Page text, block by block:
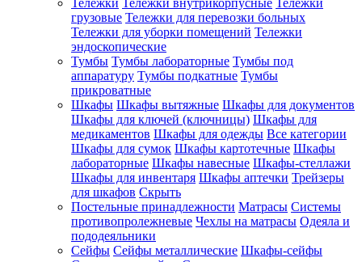
Тележки Тележки внутрикорпусные Тележки
грузовые Тележки для перевозки больных
Тележки для уборки помещений Тележки
эндоскопические
Тумбы Тумбы лабораторные Тумбы под
аппаратуру Тумбы подкатные Тумбы
прикроватные
Шкафы Шкафы вытяжные Шкафы для документов
Шкафы для ключей (ключницы) Шкафы для
медикаментов Шкафы для одежды Все категории
Шкафы для сумок Шкафы картотечные Шкафы
лабораторные Шкафы навесные Шкафы-стеллажи
Шкафы для инвентаря Шкафы аптечки Трейзеры
для шкафов Скрыть
Постельные принадлежности Матрасы Системы
противопролежневые Чехлы на матрасы Одеяла и
пододеяльники
Сейфы Сейфы металлические Шкафы-сейфы